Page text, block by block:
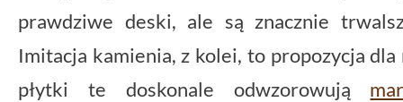
prawdziwe deski, ale są znacznie
Imitacja kamienia, z kolei, to propozycja
płytki te doskonale odwzorowują